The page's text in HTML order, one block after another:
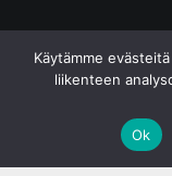
Käytämme
liikenteen
Ok